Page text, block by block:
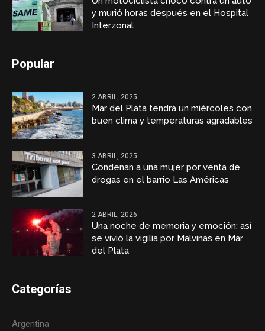
y murió horas después en el Hospital
Interzonal
Popular
2 ABRIL, 2025
Mar del Plata tendrá un miércoles con
buen clima y temperaturas agradables
3 ABRIL, 2025
Condenan a una mujer por venta de
drogas en el barrio Las Américas
2 ABRIL, 2026
Una noche de memoria y emoción: así
se vivió la vigilia por Malvinas en Mar
del Plata
Categorías
Argentina